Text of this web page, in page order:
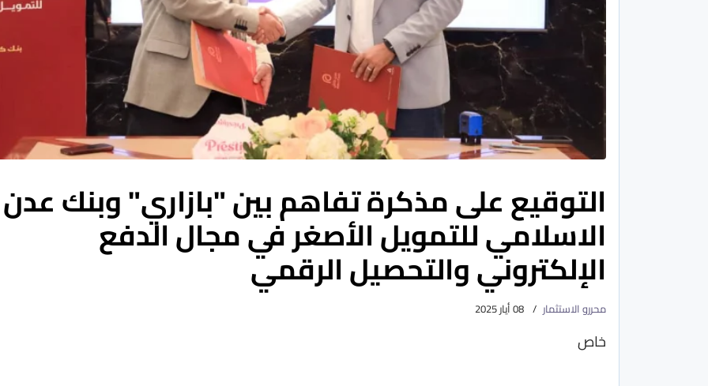
التوقيع على مذكرة تفاهم بين "بازاري" وبنك عدن
الاسلامي للتمويل الأصغر في مجال الدفع
الإلكتروني والتحصيل الرقمي
محررو الاستثمار 08 أيار 2025
خاص